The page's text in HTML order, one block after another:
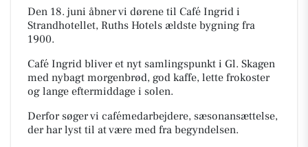
Den 18. juni åbner vi dørene til Café Ingrid i
Strandhotellet, Ruths Hotels ældste bygning fra
1900.
Café Ingrid bliver et nyt samlingspunkt i Gl. Skagen
med nybagt morgenbrød, god kaffe, lette frokoster
og lange eftermiddage i solen.
Derfor søger vi cafémedarbejdere, sæsonansættelse,
der har lyst til at være med fra begyndelsen.